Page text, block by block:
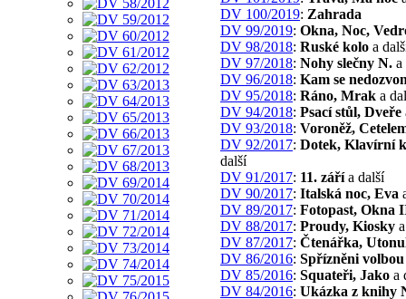
DV 100/2019: Zahrada
DV 99/2019: Okna, Noc,
DV 98/2018: Ruské kolo a
DV 97/2018: Nohy slečny N. a
DV 96/2018: Kam se
DV 95/2018: Ráno, Mrak a
DV 94/2018: Psací stůl, Dveře
DV 93/2018: Voroněž,
DV 92/2017: Dotek, Klavírní
další
DV 91/2017: 11. zářía další
DV 90/2017: Italská noc, Eva
DV 89/2017: Fotopast, Okna
DV 88/2017: Proudy, Kiosky
DV 87/2017: Čtenářka,
DV 86/2016: Spřízněni volbou
DV 85/2016: Squateři, Jako a
DV 84/2016: Ukázka z knihy